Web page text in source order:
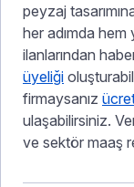
peyzaj
her adımda hem
ilanlarından
üyeliği
firmaysanız
ulaşabilirsiniz.
ve sektör maaş